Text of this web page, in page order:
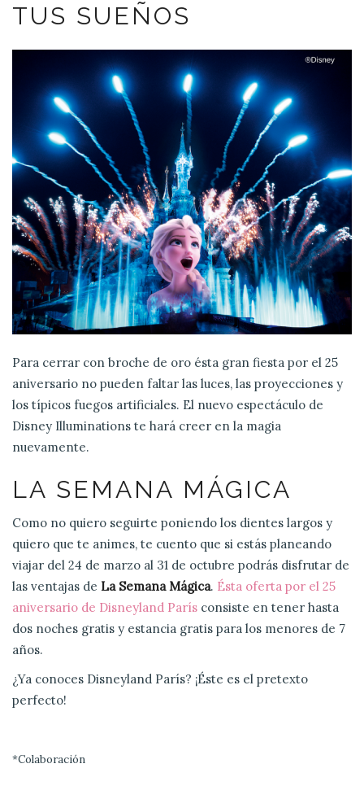
TUS SUEÑOS
Para cerrar con broche de oro ésta gran fiesta por el 25
aniversario no pueden faltar las luces, las proyecciones y
los típicos fuegos artificiales. El nuevo espectáculo de
Disney Illuminations te hará creer en la magia
nuevamente.
LA SEMANA MÁGICA
Como no quiero seguirte poniendo los dientes largos y
quiero que te animes, te cuento que si estás planeando
viajar del 24 de marzo al 31 de octubre podrás disfrutar de
las ventajas de La Semana Mágica. Ésta oferta por el 25
aniversario de Disneyland París consiste en tener hasta
dos noches gratis y estancia gratis para los menores de 7
años.
¿Ya conoces Disneyland París? ¡Éste es el pretexto
perfecto!
*Colaboración